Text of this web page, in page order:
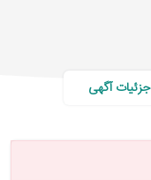
جزئیات آگهی